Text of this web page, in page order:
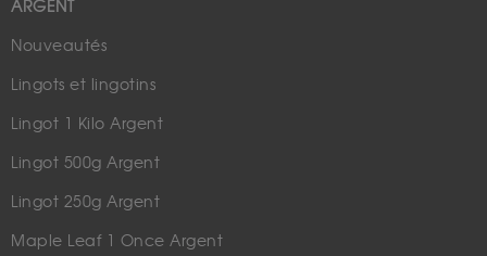
ARGENT
Nouveautés
Lingots et lingotins
Lingot 1 Kilo Argent
Lingot 500g Argent
Lingot 250g Argent
Maple Leaf 1 Once Argent